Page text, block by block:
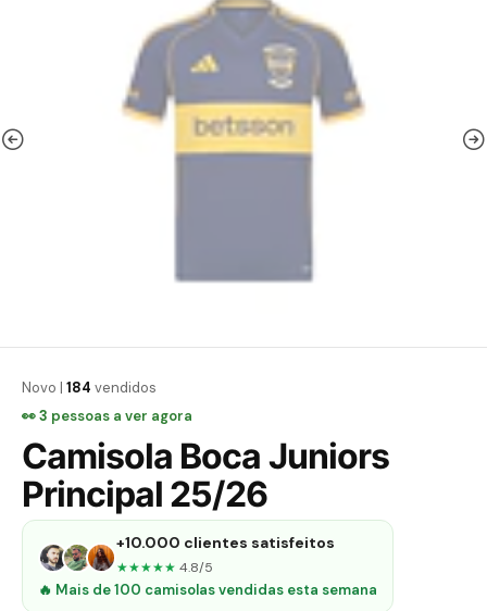
Novo | 184 vendidos
👀3 pessoas a ver agora
Camisola Boca Juniors
Principal 25/26
+10.000 clientes satisfeitos
★★★★★ 4.8/5
🔥 Mais de 100 camisolas vendidas esta semana